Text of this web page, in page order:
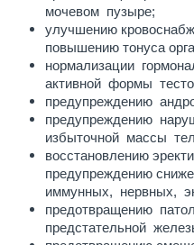
мочевом пузыре;
улучшению
повышению тонуса
нормализации
активной формы
предупреждению
предупреждению
избыточной массы
восстановлению
предупреждению
иммунных, нервных,
предотвращению
предстательной